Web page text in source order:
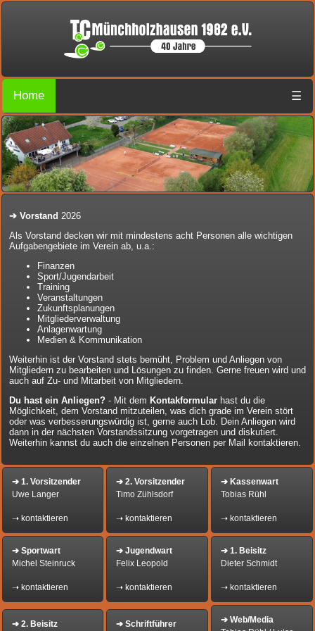
Home ☰
➔ Vorstand 2026
Als Vorstand decken wir mit mindestens acht Personen alle wichtigen
Aufgabengebiete im Verein ab, u.a.:
Finanzen
Sport/Jugendarbeit
Training
Veranstaltungen
Zukunftsplanungen
Mitgliederverwaltung
Anlagenwartung
Medien & Kommunikation
Weiterhin ist der Vorstand stets bemüht, Problem und Anliegen von
Mitgliedern zu bearbeiten und Lösungen zu finden. Gerne freuen wird und
auch auf Zu- und Mitarbeit von Mitgliedern.
Du hast ein Anliegen? - Mit dem Kontakformular hast du die
Möglichkeit, dem Vorstand mitzuteilen, was dich grade im Verein stört
oder was verbesserungswürdig ist, gerne auch Lob. Dein Anliegen wird
dann in der nächsten Vorstandssitzung vorgetragen und diskutiert.
Weiterhin kannst du auch die einzelnen Personen per Mail kontaktieren.
➔ 1. Vorsitzender
Uwe Langer
➝ kontaktieren
➔ 2. Vorsitzender
Timo Zühlsdorf
➝ kontaktieren
➔ Kassenwart
Tobias Rühl
➝ kontaktieren
➔ Sportwart
Michel Steinruck
➝ kontaktieren
➔ Jugendwart
Felix Leopold
➝ kontaktieren
➔ 1. Beisitz
Dieter Schmidt
➝ kontaktieren
➔ 2. Beisitz ➔ Schriftführer
➔ Web/Media